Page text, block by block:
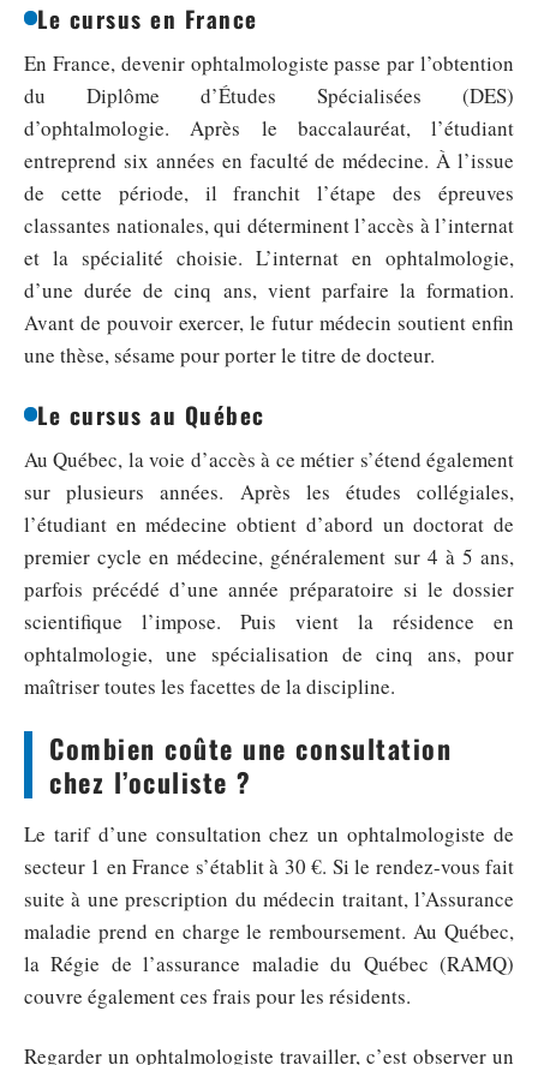
Le cursus en France
En France, devenir ophtalmologiste passe par l’obtention
du Diplôme d’Études Spécialisées (DES)
d’ophtalmologie. Après le baccalauréat, l’étudiant
entreprend six années en faculté de médecine. À l’issue
de cette période, il franchit l’étape des épreuves
classantes nationales, qui déterminent l’accès à l’internat
et la spécialité choisie. L’internat en ophtalmologie,
d’une durée de cinq ans, vient parfaire la formation.
Avant de pouvoir exercer, le futur médecin soutient enfin
une thèse, sésame pour porter le titre de docteur.
Le cursus au Québec
Au Québec, la voie d’accès à ce métier s’étend également
sur plusieurs années. Après les études collégiales,
l’étudiant en médecine obtient d’abord un doctorat de
premier cycle en médecine, généralement sur 4 à 5 ans,
parfois précédé d’une année préparatoire si le dossier
scientifique l’impose. Puis vient la résidence en
ophtalmologie, une spécialisation de cinq ans, pour
maîtriser toutes les facettes de la discipline.
Combien coûte une consultation
chez l’oculiste ?
Le tarif d’une consultation chez un ophtalmologiste de
secteur 1 en France s’établit à 30 €. Si le rendez-vous fait
suite à une prescription du médecin traitant, l’Assurance
maladie prend en charge le remboursement. Au Québec,
la Régie de l’assurance maladie du Québec (RAMQ)
couvre également ces frais pour les résidents.
Regarder un ophtalmologiste travailler, c’est observer un